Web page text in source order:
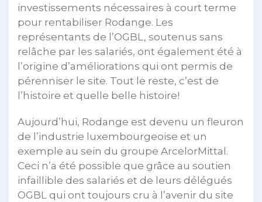
investissements nécessaires à court terme
pour rentabiliser Rodange. Les
représentants de l’OGBL, soutenus sans
relâche par les salariés, ont également été à
l’origine d’améliorations qui ont permis de
pérenniser le site. Tout le reste, c’est de
l’histoire et quelle belle histoire!
Aujourd’hui, Rodange est devenu un fleuron
de l’industrie luxembourgeoise et un
exemple au sein du groupe ArcelorMittal.
Ceci n’a été possible que grâce au soutien
infaillible des salariés et de leurs délégués
OGBL qui ont toujours cru à l’avenir du site